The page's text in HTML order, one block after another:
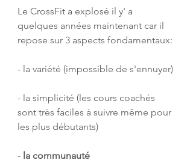
Le CrossFit a explosé il y' a
quelques années maintenant car il
repose sur 3 aspects fondamentaux:
- la variété (impossible de s'ennuyer)
- la simplicité (les cours coachés
sont très faciles à suivre même pour
les plus débutants)
- la communauté